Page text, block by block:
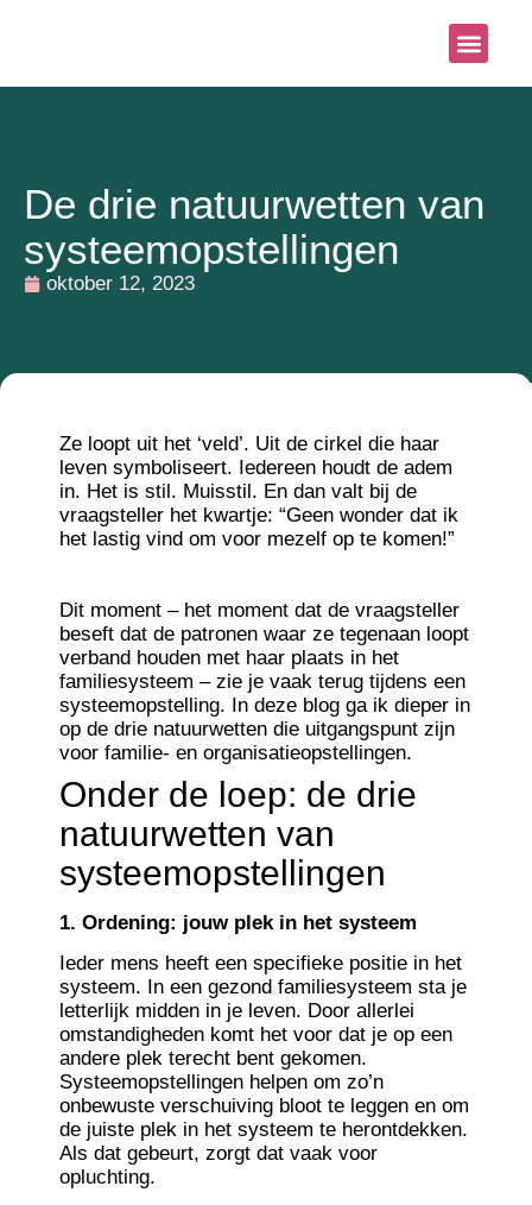
De drie natuurwetten van
systeemopstellingen
oktober 12, 2023
Ze loopt uit het ‘veld’. Uit de cirkel die haar
leven symboliseert. Iedereen houdt de adem
in. Het is stil. Muisstil. En dan valt bij de
vraagsteller het kwartje: “Geen wonder dat ik
het lastig vind om voor mezelf op te komen!”
Dit moment – het moment dat de vraagsteller
beseft dat de patronen waar ze tegenaan loopt
verband houden met haar plaats in het
familiesysteem – zie je vaak terug tijdens een
systeemopstelling. In deze blog ga ik dieper in
op de drie natuurwetten die uitgangspunt zijn
voor familie- en organisatieopstellingen.
Onder de loep: de drie
natuurwetten van
systeemopstellingen
1. Ordening: jouw plek in het systeem
Ieder mens heeft een specifieke positie in het
systeem. In een gezond familiesysteem sta je
letterlijk midden in je leven. Door allerlei
omstandigheden komt het voor dat je op een
andere plek terecht bent gekomen.
Systeemopstellingen helpen om zo’n
onbewuste verschuiving bloot te leggen en om
de juiste plek in het systeem te herontdekken.
Als dat gebeurt, zorgt dat vaak voor
opluchting.